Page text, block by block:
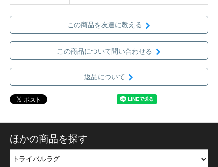
この商品を友達に教える
この商品について問い合わせる
返品について
ほかの商品を探す